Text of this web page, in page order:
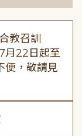
教召訓
月22日起至
便，敬請見